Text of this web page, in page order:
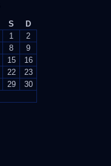
S
D
1
2
8
9
15
16
22
23
29
30